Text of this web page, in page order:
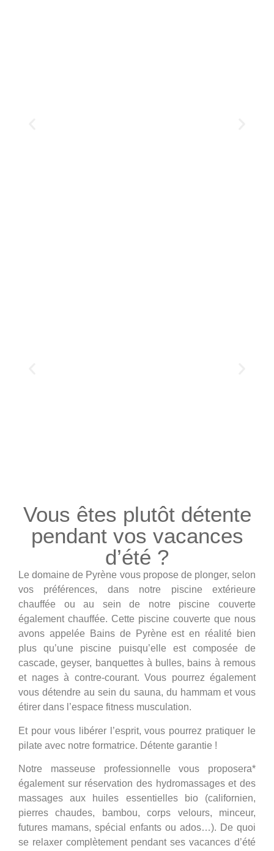
Vous êtes plutôt détente
pendant vos vacances
d’été ?
Le domaine de Pyrène vous propose de plonger, selon
vos préférences, dans notre piscine extérieure
chauffée ou au sein de notre piscine couverte
également chauffée. Cette piscine couverte que nous
avons appelée Bains de Pyrène est en réalité bien
plus qu’une piscine puisqu’elle est composée de
cascade, geyser, banquettes à bulles, bains à remous
et nages à contre-courant. Vous pourrez également
vous détendre au sein du sauna, du hammam et vous
étirer dans l’espace fitness musculation.
Et pour vous libérer l’esprit, vous pourrez pratiquer le
pilate avec notre formatrice. Détente garantie !
Notre masseuse professionnelle vous proposera*
également sur réservation des hydromassages et des
massages aux huiles essentielles bio (californien,
pierres chaudes, bambou, corps velours, minceur,
futures mamans, spécial enfants ou ados…). De quoi
se relaxer complètement pendant ses vacances d’été